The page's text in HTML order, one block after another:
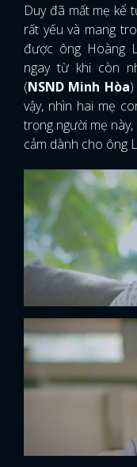
Duy đã mất mẹ kể
rất yếu và mang
được ông Hoàng
ngay từ khi còn
(NSND Minh Hòa
vậy, nhìn hai mẹ
trọng người mẹ
cảm dành cho ông